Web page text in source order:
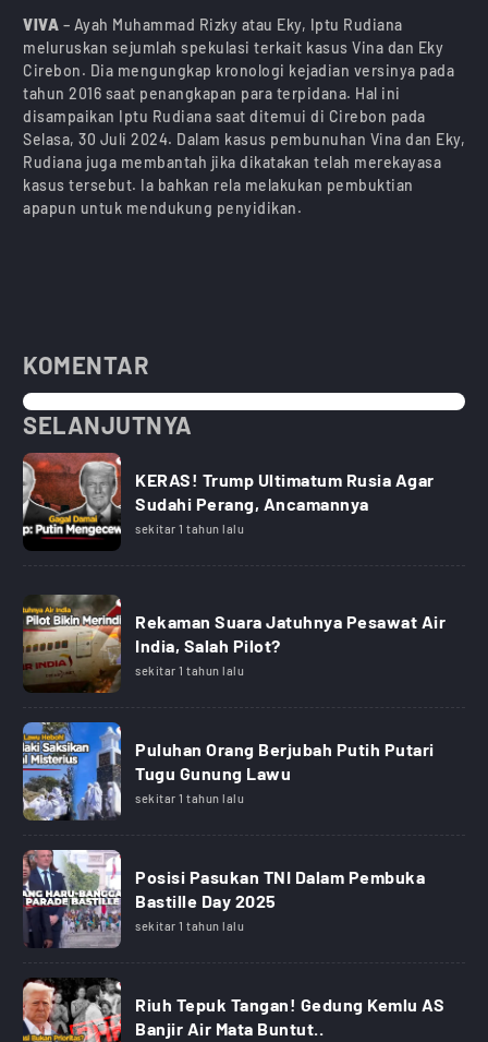
VIVA – Ayah Muhammad Rizky atau Eky, Iptu Rudiana
meluruskan sejumlah spekulasi terkait kasus Vina dan Eky
Cirebon. Dia mengungkap kronologi kejadian versinya pada
tahun 2016 saat penangkapan para terpidana. Hal ini
disampaikan Iptu Rudiana saat ditemui di Cirebon pada
Selasa, 30 Juli 2024. Dalam kasus pembunuhan Vina dan Eky,
Rudiana juga membantah jika dikatakan telah merekayasa
kasus tersebut. Ia bahkan rela melakukan pembuktian
apapun untuk mendukung penyidikan.
KOMENTAR
SELANJUTNYA
KERAS! Trump Ultimatum Rusia Agar
Sudahi Perang, Ancamannya
sekitar 1 tahun lalu
Rekaman Suara Jatuhnya Pesawat Air
India, Salah Pilot?
sekitar 1 tahun lalu
Puluhan Orang Berjubah Putih Putari
Tugu Gunung Lawu
sekitar 1 tahun lalu
Posisi Pasukan TNI Dalam Pembuka
Bastille Day 2025
sekitar 1 tahun lalu
Riuh Tepuk Tangan! Gedung Kemlu AS
Banjir Air Mata Buntut..